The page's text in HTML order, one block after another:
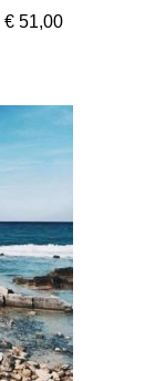
€ 51,00